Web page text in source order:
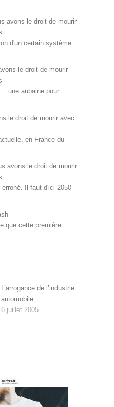
avons le droit de mourir
d'un certain système
le droit de mourir
une aubaine pour
le droit de mourir avec
en France du
avons le droit de mourir
Il faut d'ici 2050
que cette première
L’arrogance de l’industrie
automobile
6 juillet 2005